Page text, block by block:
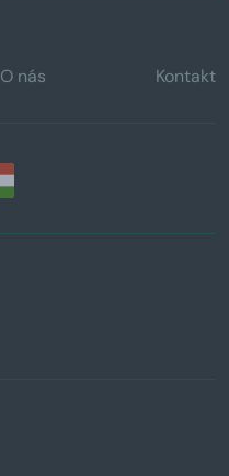
O nás Kontakt